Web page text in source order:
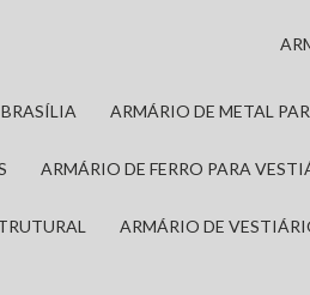
ARMÁRIO DE METAL
ARMÁRIO DE FERRO PARA
ARMÁRIO DE